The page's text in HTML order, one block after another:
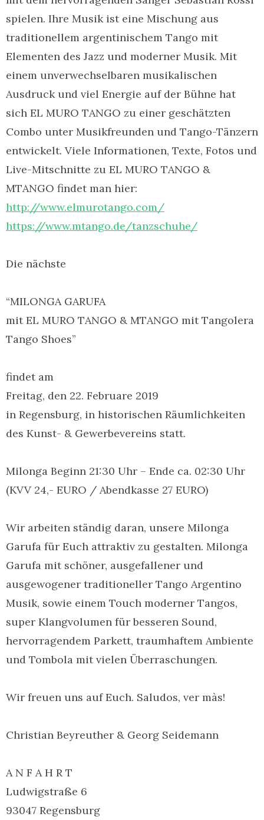
spielen. Ihre Musik ist eine Mischung aus
traditionellem argentinischem Tango mit
Elementen des Jazz und moderner Musik. Mit
einem unverwechselbaren musikalischen
Ausdruck und viel Energie auf der Bühne hat
sich EL MURO TANGO zu einer geschätzten
Combo unter Musikfreunden und Tango-Tänzern
entwickelt. Viele Informationen, Texte, Fotos und
Live-Mitschnitte zu EL MURO TANGO &
MTANGO findet man hier:
http://www.elmurotango.com/
https://www.mtango.de/tanzschuhe/
Die nächste
“MILONGA GARUFA
mit EL MURO TANGO & MTANGO mit Tangolera
Tango Shoes”
findet am
Freitag, den 22. Februare 2019
in Regensburg, in historischen Räumlichkeiten
des Kunst- & Gewerbevereins statt.
Milonga Beginn 21:30 Uhr – Ende ca. 02:30 Uhr
(KVV 24,- EURO / Abendkasse 27 EURO)
Wir arbeiten ständig daran, unsere Milonga
Garufa für Euch attraktiv zu gestalten. Milonga
Garufa mit schöner, ausgefallener und
ausgewogener traditioneller Tango Argentino
Musik, sowie einem Touch moderner Tangos,
super Klangvolumen für besseren Sound,
hervorragendem Parkett, traumhaftem Ambiente
und Tombola mit vielen Überraschungen.
Wir freuen uns auf Euch. Saludos, ver màs!
Christian Beyreuther & Georg Seidemann
A N F A H R T
Ludwigstraße 6
93047 Regensburg